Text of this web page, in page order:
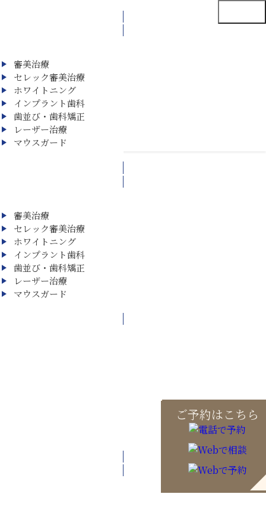
審美治療
セレック審美治療
ホワイトニング
インプラント歯科
歯並び・歯科矯正
レーザー治療
マウスガード
審美治療
セレック審美治療
ホワイトニング
インプラント歯科
歯並び・歯科矯正
レーザー治療
マウスガード
ご予約はこちら